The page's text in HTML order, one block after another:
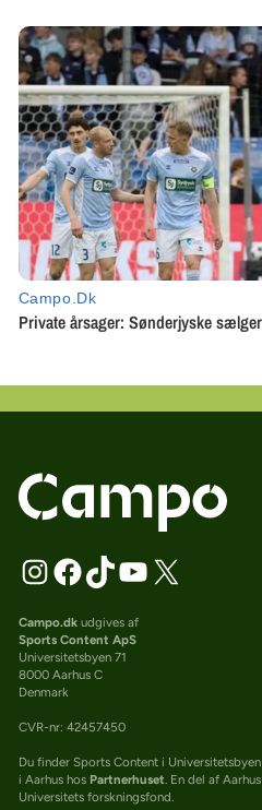
Campo.dkudgives af
Sports Content ApS
Universitetsbyen 71
8000 Aarhus C
Denmark
CVR-nr: 42457450
Du finder Sports Content i Universitetsbyen
i Aarhus hos Partnerhuset . En del af Aarhus
Universitets forskningsfond.